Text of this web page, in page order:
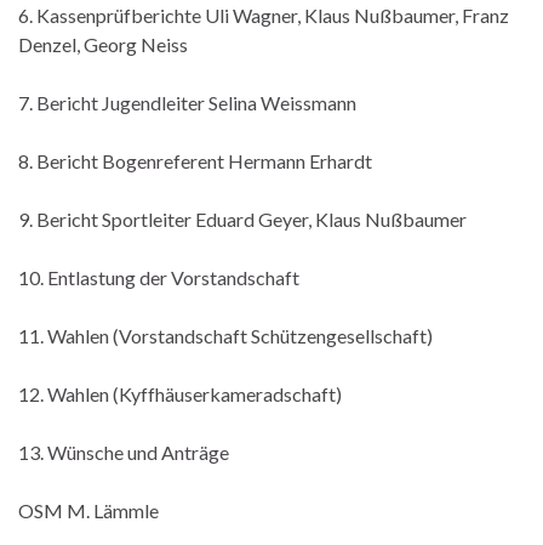
6. Kassenprüfberichte Uli Wagner, Klaus Nußbaumer, Franz
Denzel, Georg Neiss
7. Bericht Jugendleiter Selina Weissmann
8. Bericht Bogenreferent Hermann Erhardt
9. Bericht Sportleiter Eduard Geyer, Klaus Nußbaumer
10. Entlastung der Vorstandschaft
11. Wahlen (Vorstandschaft Schützengesellschaft)
12. Wahlen (Kyffhäuserkameradschaft)
13. Wünsche und Anträge
OSM M. Lämmle